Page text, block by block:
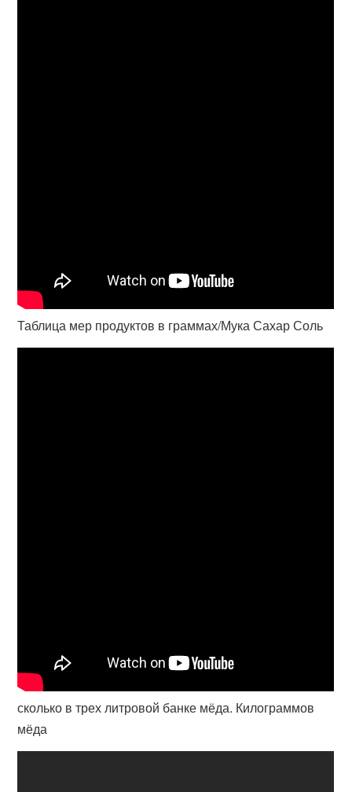
Таблица мер продуктов в граммах/Мука Сахар Соль
сколько в трех литровой банке мёда. Килограммов
мёда